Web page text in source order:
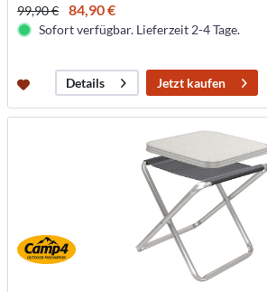
99,90 € 84,90 €
Sofort verfügbar. Lieferzeit 2-4 Tage.
Details Jetzt kaufen